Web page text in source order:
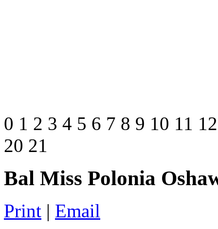
0 1 2 3 4 5 6 7 8 9 10 11
20 21
Bal Miss Polonia
Print | Email